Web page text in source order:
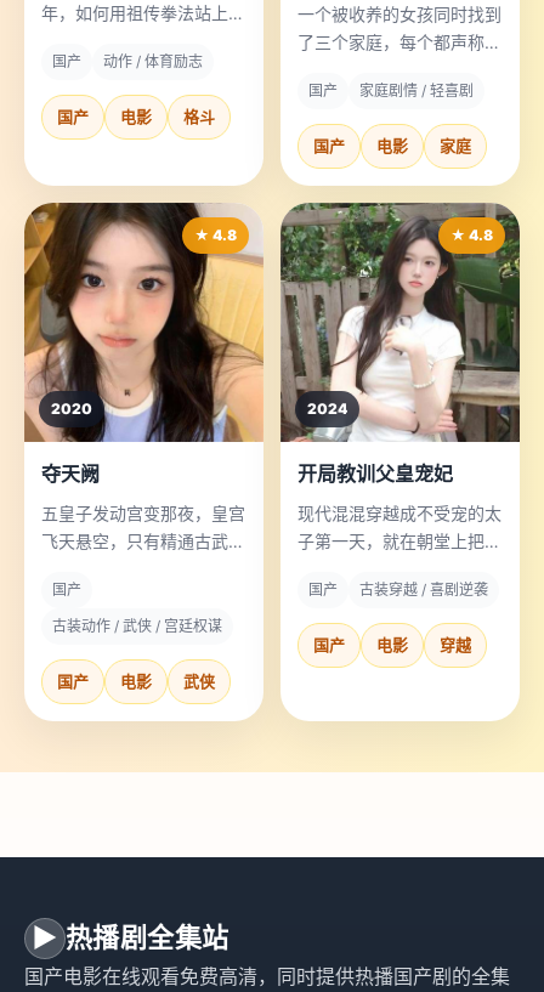
年，如何用祖传拳法站上世
国产 动作 / 体育励志
国产 电影 格斗
一个被收养的女孩同时找到
了三个家庭，每个都声称是
国产 家庭剧情 / 轻喜剧
国产 电影 家庭
★ 4.8
2020
夺天阙
五皇子发动宫变那夜，皇宫
飞天悬空，只有精通古武术
皇城落地。
国产
古装动作 / 武侠 / 宫廷权谋
国产 电影 武侠
★ 4.8
2024
开局教训父皇宠妃
现代混混穿越成不受宠的太
子第一天，就在朝堂上把父
出大殿。
国产 古装穿越 / 喜剧逆袭
国产 电影 穿越
▶ 热播剧全集站
国产电影在线观看免费高清，同时提供热播国产剧的全集